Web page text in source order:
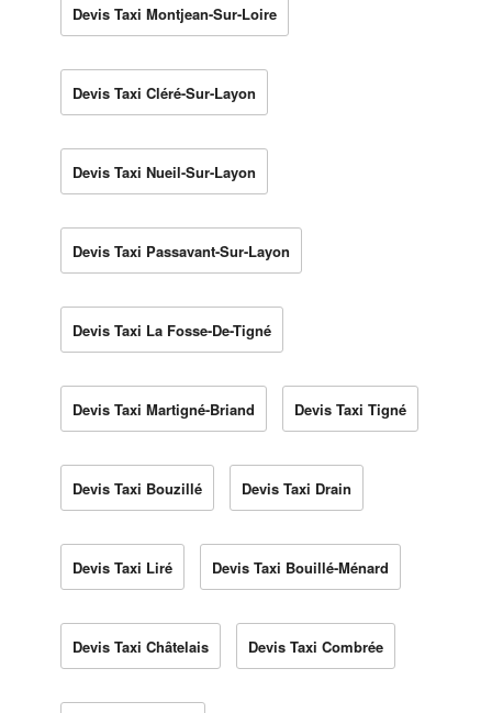
Devis Taxi Montjean-Sur-Loire
Devis Taxi Cléré-Sur-Layon
Devis Taxi Nueil-Sur-Layon
Devis Taxi Passavant-Sur-Layon
Devis Taxi La Fosse-De-Tigné
Devis Taxi Martigné-Briand Devis Taxi Tigné
Devis Taxi Bouzillé Devis Taxi Drain
Devis Taxi Liré Devis Taxi Bouillé-Ménard
Devis Taxi Châtelais Devis Taxi Combrée